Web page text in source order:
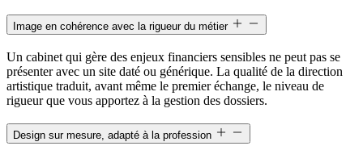
Image en cohérence avec la rigueur du métier
Un cabinet qui gère des enjeux financiers sensibles ne peut pas se
présenter avec un site daté ou générique. La qualité de la direction
artistique traduit, avant même le premier échange, le niveau de
rigueur que vous apportez à la gestion des dossiers.
Design sur mesure, adapté à la profession